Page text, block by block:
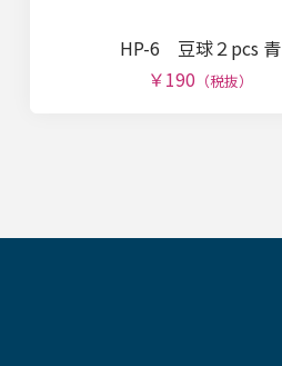
HP-6 豆球２pcs 青
￥190 （税抜）